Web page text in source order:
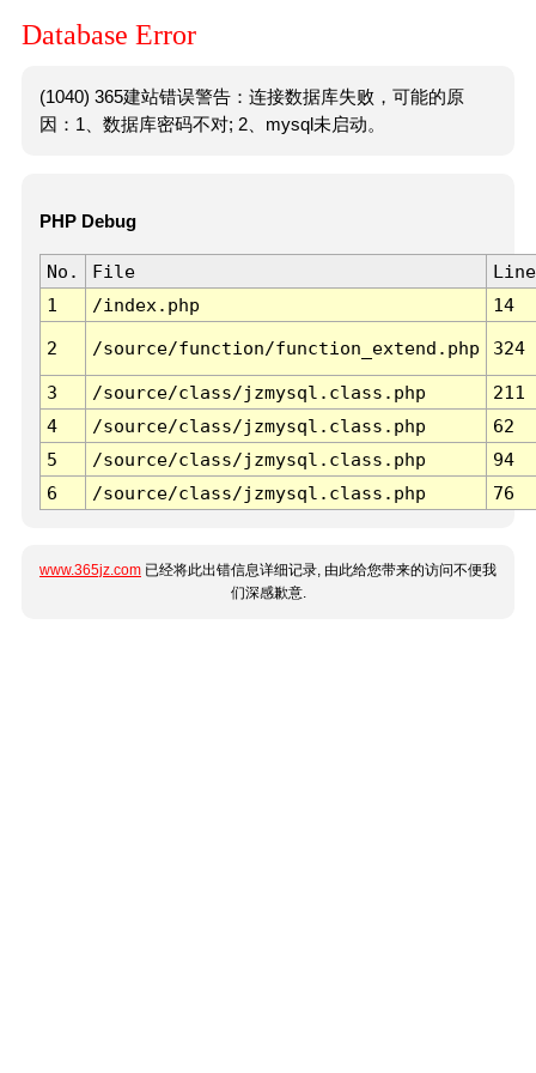
Database Error
(1040) 365建站错误警告：连接数据库失败，可能的原
因：1、数据库密码不对; 2、mysql未启动。
PHP Debug
No. File
Line
1
/index.php 14
2 /source/function/function_extend.php 324
3 /source/class/jzmysql.class.php
211
4
/source/class/jzmysql.class.php
62
5
/source/class/jzmysql.class.php
94
6
/source/class/jzmysql.class.php 76
www.365jz.com 已经将此出错信息详细记录, 由此给您带来的访问不便我
们深感歉意.